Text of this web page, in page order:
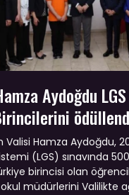
Aydoğdu
Valisi Hamza Aydoğdu,
(LGS) sınavında
birincisi olan
müdürlerini Valilikte